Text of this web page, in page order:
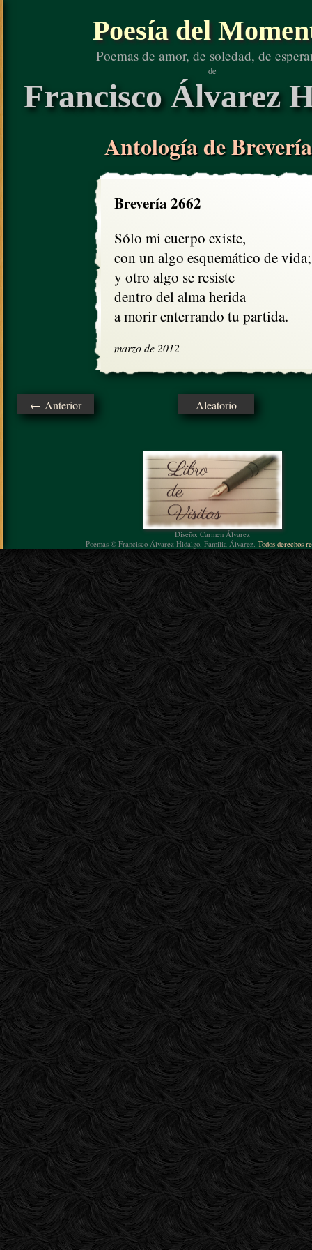
Poesía del
Poemas de amor, de soledad, de
de
Francisco Álvarez
Antología de
Brevería 2662
Sólo mi cuerpo existe,
con un algo esquemático de vida;
y otro algo se resiste
dentro del alma herida
a morir enterrando tu partida.
marzo de 2012
← Anterior Aleatorio
Diseño: Carmen Álvarez
Poemas © Francisco Álvarez Hidalgo, Familia Álvarez. Todos derechos